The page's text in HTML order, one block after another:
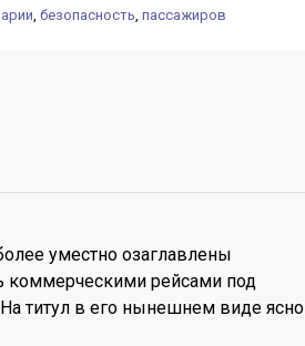
, безопасность, пассажиров
уместно озаглавлены
коммерческими рейсами под
титул в его нынешнем виде ясно